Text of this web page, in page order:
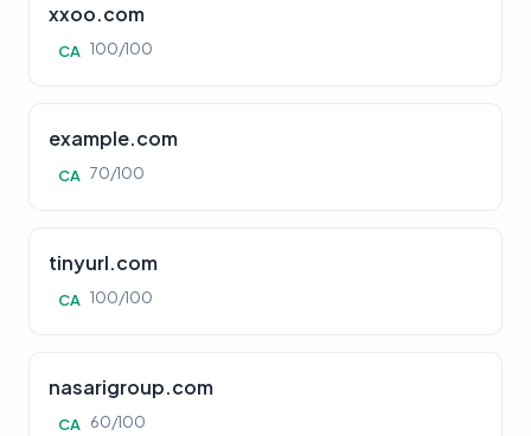
xxoo.com
CA 100/100
example.com
CA 70/100
tinyurl.com
CA 100/100
nasarigroup.com
CA 60/100